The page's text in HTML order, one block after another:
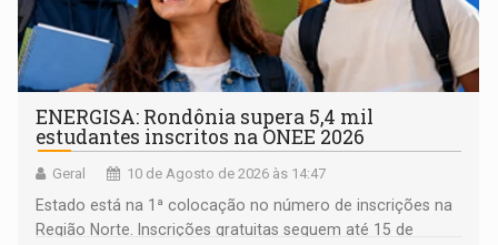
ENERGISA: Rondônia supera 5,4 mil
estudantes inscritos na ONEE 2026
Geral 10 de Agosto de 2026 às 14:47
Estado está na 1ª colocação no número de inscrições na
Região Norte. Inscrições gratuitas seguem até 15 de